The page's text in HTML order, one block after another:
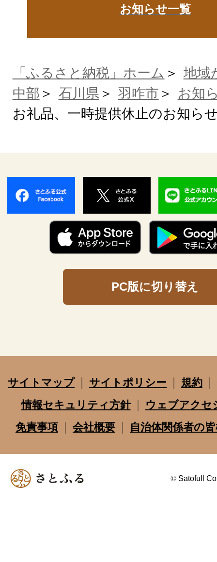
お知らせ一覧
「ふるさと納税」ホーム
地域
中部
石川県 羽咋市
お知
お礼品、一時提供休止のお知ら
PC版に切り替え
サイトマップ サイトポリシー
規約
情報セキュリティ方針
ウェブアクセ
免責事項
会社概要 自治体関係者の
© Satofull